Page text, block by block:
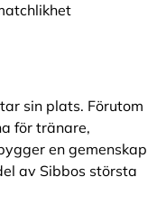
sin plats. Förutom
för tränare,
en gemenskap
av Sibbos största